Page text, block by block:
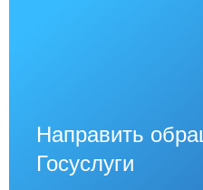
Направить
Госуслуги